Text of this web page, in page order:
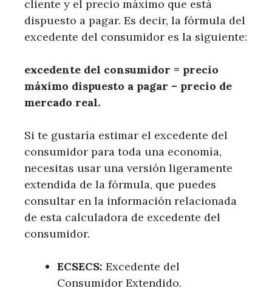
cliente y el precio máximo que está
dispuesto a pagar. Es decir, la fórmula del
excedente del consumidor es la siguiente:
excedente del consumidor = precio
máximo dispuesto a pagar – precio de
mercado real.
Si te gustaría estimar el excedente del
consumidor para toda una economía,
necesitas usar una versión ligeramente
extendida de la fórmula, que puedes
consultar en la información relacionada
de esta calculadora de excedente del
consumidor.
ECSECS: Excedente del
Consumidor Extendido.